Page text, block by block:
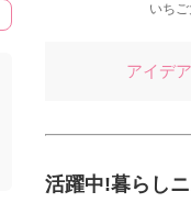
いち
アイデ
活躍中!暮らし